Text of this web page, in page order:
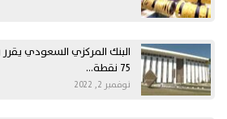
البنك المركزي السعودي يقرر
75 نقطة…
نوفمبر 2, 2022